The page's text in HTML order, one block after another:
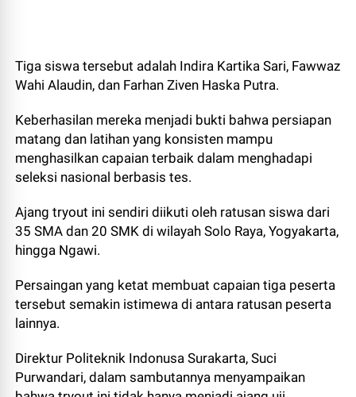
Tiga siswa tersebut adalah Indira Kartika Sari, Fawwaz
Wahi Alaudin, dan Farhan Ziven Haska Putra.
Keberhasilan mereka menjadi bukti bahwa persiapan
matang dan latihan yang konsisten mampu
menghasilkan capaian terbaik dalam menghadapi
seleksi nasional berbasis tes.
Ajang tryout ini sendiri diikuti oleh ratusan siswa dari
35 SMA dan 20 SMK di wilayah Solo Raya, Yogyakarta,
hingga Ngawi.
Persaingan yang ketat membuat capaian tiga peserta
tersebut semakin istimewa di antara ratusan peserta
lainnya.
Direktur Politeknik Indonusa Surakarta, Suci
Purwandari, dalam sambutannya menyampaikan